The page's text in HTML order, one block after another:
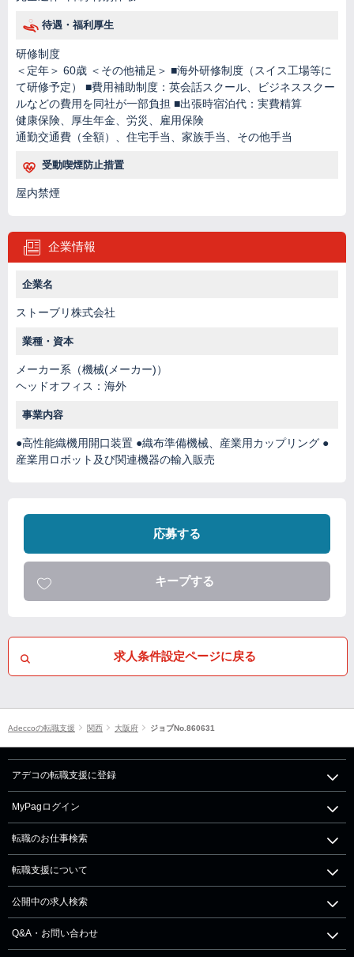
待遇・福利厚生
研修制度
＜定年＞ 60歳 ＜その他補足＞ ■海外研修制度（スイス工場等に
て研修予定） ■費用補助制度：英会話スクール、ビジネススクー
ルなどの費用を同社が一部負担 ■出張時宿泊代：実費精算
健康保険、厚生年金、労災、雇用保険
通勤交通費（全額）、住宅手当、家族手当、その他手当
受動喫煙防止措置
屋内禁煙
企業情報
企業名
ストーブリ株式会社
業種・資本
メーカー系（機械(メーカー)）
ヘッドオフィス：海外
事業内容
●高性能織機用開口装置 ●織布準備機械、産業用カップリング ●
産業用ロボット及び関連機器の輸入販売
応募する
キープする
求人条件設定ページに戻る
Adeccoの転職支援 関西 大阪府 ジョブNo.860631
アデコの転職支援に登録
MyPagログイン
転職のお仕事検索
転職支援について
公開中の求人検索
Q&A・お問い合わせ